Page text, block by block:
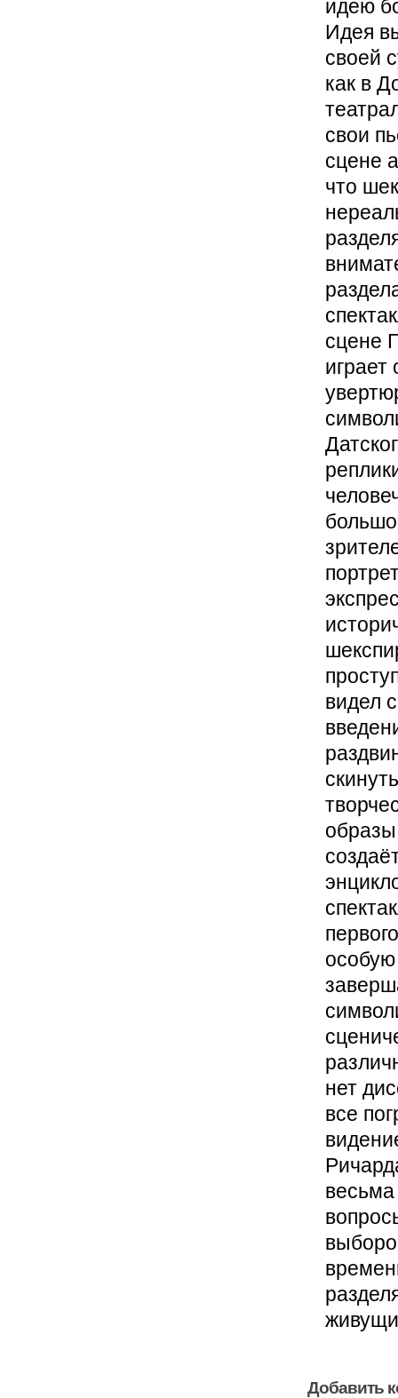
идею
Идея
своей
как в
свои
сцене
что
сцене
играет
видел
особую
нет
все
Добавить